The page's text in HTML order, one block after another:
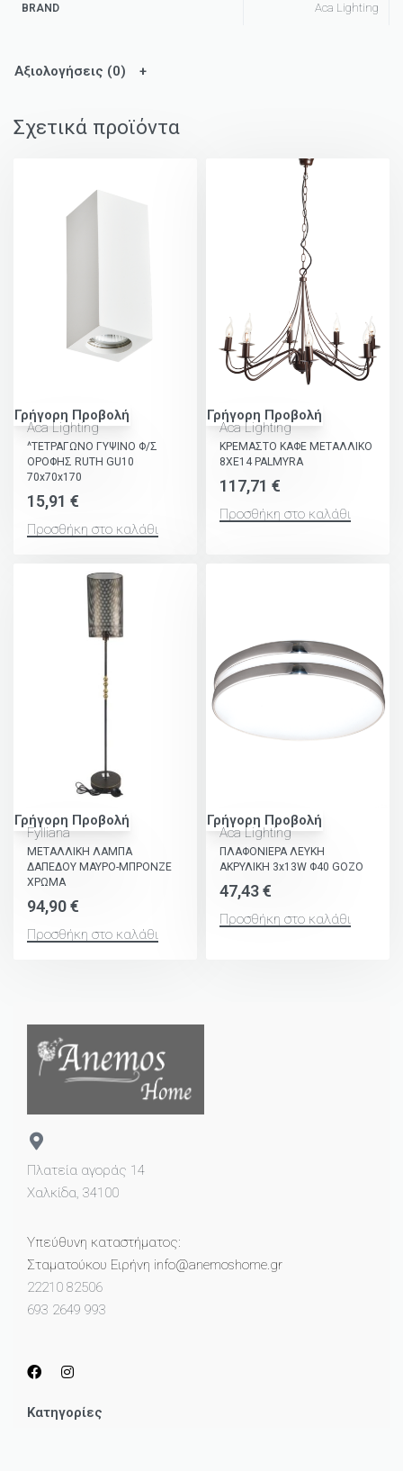
BRAND Aca Lighting
Αξιολογήσεις (0)
Σχετικά προϊόντα
Γρήγορη Προβολή
Aca Lighting
^ΤΕΤΡΑΓΩΝΟ ΓΥΨΙΝΟ Φ/Σ
ΟΡΟΦΗΣ RUTH GU10
70x70x170
15,91 €
Προσθήκη στο καλάθι
Γρήγορη Προβολή
Aca Lighting
ΚΡΕΜΑΣΤΟ ΚΑΦΕ ΜΕΤΑΛΛΙΚΟ
8ΧΕ14 PALMYRA
117,71 €
Προσθήκη στο καλάθι
Γρήγορη Προβολή
Fylliana
ΜΕΤΑΛΛΙΚΗ ΛΑΜΠΑ
ΔΑΠΕΔΟΥ ΜΑΥΡΟ-ΜΠΡΟΝΖΕ
ΧΡΩΜΑ
94,90€
Προσθήκη στο καλάθι
Γρήγορη Προβολή
Aca Lighting
ΠΛΑΦΟΝΙΕΡΑ ΛΕΥΚΗ
ΑΚΡΥΛΙΚΗ 3x13W Φ40 GOZO
47,43€
Προσθήκη στο καλάθι
Πλατεία αγοράς 14
Χαλκίδα, 34100
Υπεύθυνη καταστήματος:
Σταματούκου Ειρήνη info@anemoshome.gr
22210 82506
693 2649 993
Κατηγορίες